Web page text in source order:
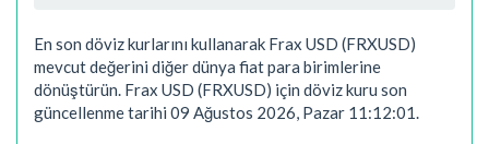
En son döviz kurlarını kullanarak Frax USD (FRXUSD)
mevcut değerini diğer dünya fiat para birimlerine
dönüştürün. Frax USD (FRXUSD) için döviz kuru son
güncellenme tarihi 09 Ağustos 2026, Pazar 11:12:01.